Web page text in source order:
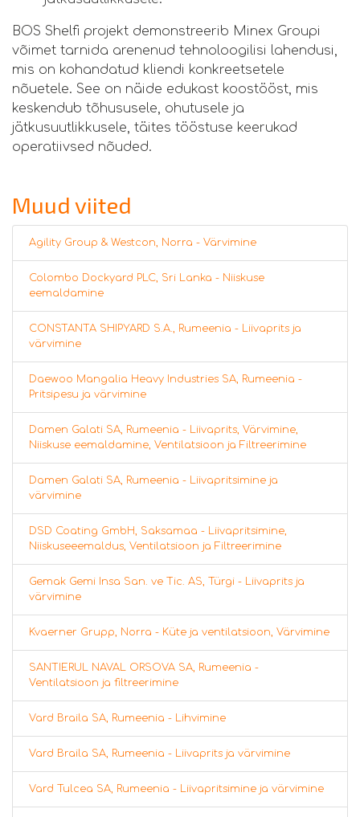
BOS Shelfi projekt demonstreerib Minex Groupi
võimet tarnida arenenud tehnoloogilisi lahendusi,
mis on kohandatud kliendi konkreetsetele
nõuetele. See on näide edukast koostööst, mis
keskendub tõhususele, ohutusele ja
jätkusuutlikkusele, täites tööstuse keerukad
operatiivsed nõuded.
Muud viited
Agility Group & Westcon, Norra - Värvimine
Colombo Dockyard PLC, Sri Lanka - Niiskuse
eemaldamine
CONSTANTA SHIPYARD S.A., Rumeenia - Liivaprits ja
värvimine
Daewoo Mangalia Heavy Industries SA, Rumeenia -
Pritsipesu ja värvimine
Damen Galati SA, Rumeenia - Liivaprits, Värvimine,
Niiskuse eemaldamine, Ventilatsioon ja Filtreerimine
Damen Galati SA, Rumeenia - Liivapritsimine ja
värvimine
DSD Coating GmbH, Saksamaa - Liivapritsimine,
Niiskuseeemaldus, Ventilatsioon ja Filtreerimine
Gemak Gemi Insa San. ve Tic. AS, Türgi - Liivaprits ja
värvimine
Kvaerner Grupp, Norra - Küte ja ventilatsioon, Värvimine
SANTIERUL NAVAL ORSOVA SA, Rumeenia -
Ventilatsioon ja filtreerimine
Vard Braila SA, Rumeenia - Lihvimine
Vard Braila SA, Rumeenia - Liivaprits ja värvimine
Vard Tulcea SA, Rumeenia - Liivapritsimine ja värvimine